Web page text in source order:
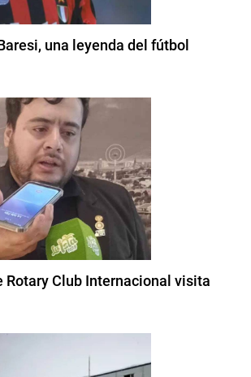
una leyenda del fútbol
Rotary Club Internacional visita